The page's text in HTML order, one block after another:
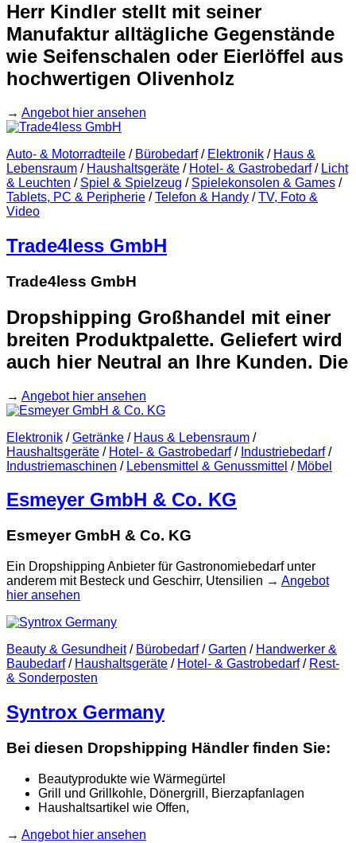
Herr Kindler stellt mit seiner
Manufaktur alltägliche Gegenstände
wie Seifenschalen oder Eierlöffel aus
hochwertigen Olivenholz
→ Angebot hier ansehen
Auto- & Motorradteile / Bürobedarf/ Elektronik / Haus &
Lebensraum / Haushaltsgeräte / Hotel- & Gastrobedarf/ Licht
& Leuchten / Spiel & Spielzeug / Spielekonsolen & Games /
Tablets, PC & Peripherie /Telefon & Handy /TV, Foto &
Video
Trade4less GmbH
Trade4less GmbH
Dropshipping Großhandel mit einer
breiten Produktpalette. Geliefert wird
auch hier Neutral an Ihre Kunden. Die
→ Angebot hier ansehen
Elektronik /Getränke / Haus & Lebensraum /
Haushaltsgeräte / Hotel- & Gastrobedarf/ Industriebedarf/
Industriemaschinen / Lebensmittel & Genussmittel / Möbel
Esmeyer GmbH & Co. KG
Esmeyer GmbH & Co. KG
Ein Dropshipping Anbieter für Gastronomiebedarf unter
anderem mit Besteck und Geschirr, Utensilien → Angebot
hier ansehen
Beauty & Gesundheit/ Bürobedarf/Garten / Handwerker &
Baubedarf/ Haushaltsgeräte / Hotel- & Gastrobedarf/ Rest-
& Sonderposten
Syntrox Germany
Bei diesen Dropshipping Händler finden Sie:
Beautyprodukte wie Wärmegürtel
Grill und Grillkohle, Dönergrill, Bierzapfanlagen
Haushaltsartikel wie Offen,
→ Angebot hier ansehen